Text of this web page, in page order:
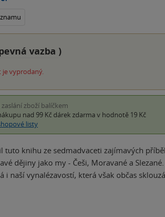
vazba )
je vyprodaný.
zaslání zboží balíčkem
nad 99 Kč dárek zdarma v hodnotě 19 Kč
listy
tuto knihu ze sedmadvaceti zajímavých
dějiny jako my - Češi, Moravané a
i naší vynalézavostí, která však občas